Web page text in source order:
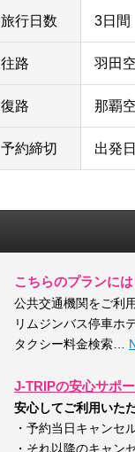
旅行日数 3日間
往路 羽田
復路 那覇
予約締切 出発
こちらのプランに
公共交通機関をご利
リムジンバス停車ホ
タクシー料金検索…
J-TRIPの安心サポ
安心してご利用いた
・予約当日キャンセ
・それ以降のキャン